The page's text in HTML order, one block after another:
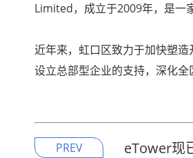
Limited，成立于2009年，是一
近年来，虹口区致力于加快塑
设立总部型企业的支持，深化全
PREV eTower现